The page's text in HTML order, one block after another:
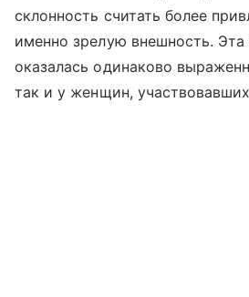
склонность считать более
именно зрелую внешность. Эта
оказалась одинаково
так и у женщин,